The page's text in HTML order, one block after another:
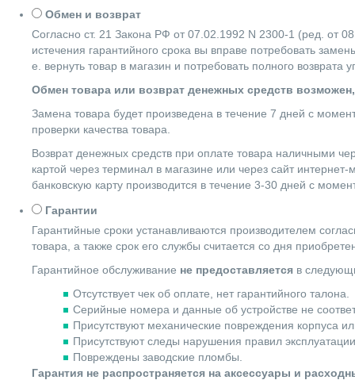
Обмен и возврат
Согласно ст. 21 Закона РФ от 07.02.1992 N 2300-1 (ред. от
истечения гарантийного срока вы вправе потребовать
е. вернуть товар в магазин и потребовать полного
Обмен товара или возврат денежных средств
Замена товара будет произведена в течение 7 дней с
проверки качества товара.
Возврат денежных средств при оплате товара наличными
картой через терминал в магазине или через сайт
банковскую карту производится в течение 3-30 дней с
Гарантии
Гарантийные сроки устанавливаются производителем
товара, а также срок его службы считается со дня
Гарантийное обслуживание не предоставляется в
Отсутствует чек об оплате, нет гарантийного талона.
Серийные номера и данные об устройстве не
Присутствуют механические повреждения корпуса
Присутствуют следы нарушения правил
Повреждены заводские пломбы.
Гарантия не распространяется на аксессуары и